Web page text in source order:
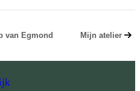
van Egmond Mijn atelier